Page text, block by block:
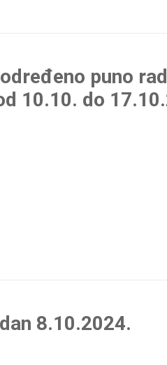
puno
10.10. do
8.10.2024.